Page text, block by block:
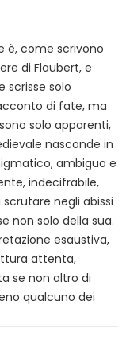
è, come scrivono
di Flaubert, e
scrisse solo
di fate, ma
solo apparenti,
nasconde in
ambiguo e
indecifrabile,
negli abissi
non solo della sua.
esaustiva,
attenta,
se non altro di
qualcuno dei